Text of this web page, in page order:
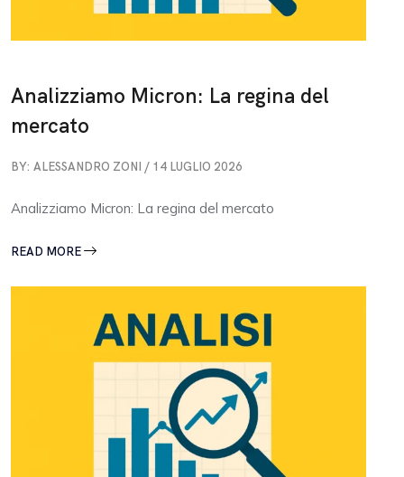
Analizziamo Micron: La regina del
mercato
BY: ALESSANDRO ZONI / 14 LUGLIO 2026
Analizziamo Micron: La regina del mercato
READ MORE